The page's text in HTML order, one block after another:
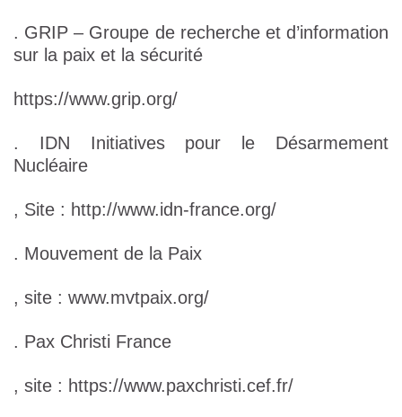
. GRIP – Groupe de recherche et d’information
sur la paix et la sécurité
https://www.grip.org/
. IDN Initiatives pour le Désarmement
Nucléaire
, Site : http://www.idn-france.org/
. Mouvement de la Paix
, site : www.mvtpaix.org/
. Pax Christi France
, site : https://www.paxchristi.cef.fr/